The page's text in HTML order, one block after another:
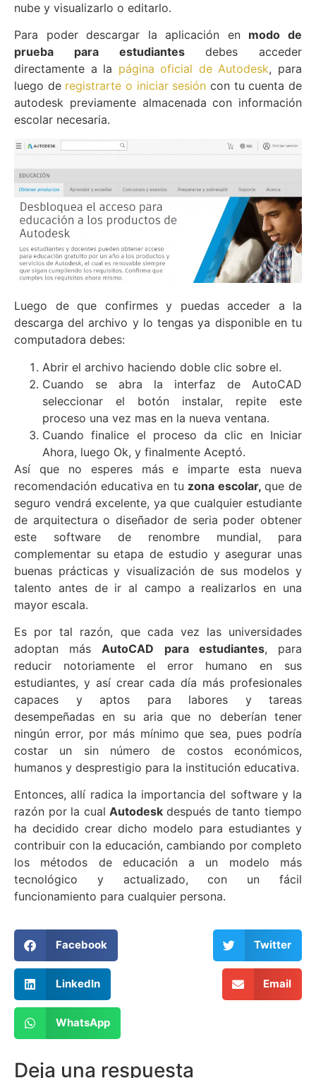
nube y visualizarlo o editarlo.
Para poder descargar la aplicación en modo de
prueba para estudiantesdebes acceder
directamente a la página oficial de Autodesk, para
luego deregistrarte o iniciar sesión con tu cuenta de
autodesk previamente almacenada con información
escolar necesaria.
Luego de que confirmes y puedas acceder a la
descarga del archivo y lo tengas ya disponible en tu
computadora debes:
Abrir el archivo haciendo doble clic sobre el.
Cuando se abra la interfaz de AutoCAD
seleccionar el botón instalar, repite este
proceso una vez mas en la nueva ventana.
Cuando finalice el proceso da clic en Iniciar
Ahora, luego Ok, y finalmente Aceptó.
Así que no esperes más e imparte esta nueva
recomendación educativa en tu zona escolar,que de
seguro vendrá excelente, ya que cualquier estudiante
de arquitectura o diseñador de seria poder obtener
este software de renombre mundial, para
complementar su etapa de estudio y asegurar unas
buenas prácticas y visualización de sus modelos y
talento antes de ir al campo a realizarlos en una
mayor escala.
Es por tal razón, que cada vez las universidades
adoptan másAutoCAD para estudiantes, para
reducir notoriamente el error humano en sus
estudiantes, y así crear cada día más profesionales
capaces y aptos para labores y tareas
desempeñadas en su aria que no deberían tener
ningún error, por más mínimo que sea, pues podría
costar un sin número de costos económicos,
humanos y desprestigio para la institución educativa.
Entonces, allí radica la importancia del software y la
razón por la cual Autodeskdespués de tanto tiempo
ha decidido crear dicho modelo para estudiantes y
contribuir con la educación, cambiando por completo
los métodos de educación a un modelo más
tecnológico y actualizado, con un fácil
funcionamiento para cualquier persona.
Facebook Twitter
LinkedIn Email
WhatsApp
Deja una respuesta